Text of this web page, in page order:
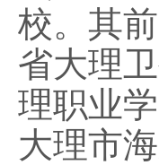
校。其
省大理
理职业
大理市